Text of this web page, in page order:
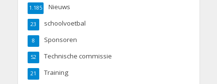
Nieuws
1.185
schoolvoetbal
23
Sponsoren
8
Technische commissie
52
Training
21